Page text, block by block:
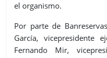
el organismo.
Por parte de
García, vicepresidente
Fernando Mir,